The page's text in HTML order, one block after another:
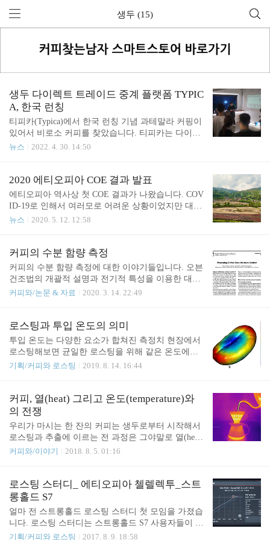
생두 (15)
생두 다이렉트 트레이드 중계 플랫폼 TYPIC
A, 한국 런칭
티피카(Typica)에서 한국 런칭 기념 과테말라 커핑이
있어서 비로소 커피를 찾았습니다. 티피카는 다이렉
트 트레이드를 중계하는 플랫폼입니다. 현재는 일본
국제 배송을 해서 맛을 보고, 온라인으로 주문하는
방식을 취하고 있습니다. 향후에는 성수동에 오피스
를 열고 한국에서 로스팅을 하려는 계획을 가지고 있
는 것 같습니다. 저도 몇 차례 티피카를 통해서 에티
오피아, 케냐, 탄자니아, 예멘 등의 샘플을 받아서 테
결정을 못 했던 적도 있고, 기대에 비해 퀄리티가 마
음에 들지 않거나, 퀄리티는 마음에 드는데 가격이
비싸다는 생각이 든 적도 있었습니다. 어떨 때는 샘
플 로..
뉴스 2022. 4. 30. 14:50
2020 에티오피아 COE 결과 발표
에티오피아 역사상 첫 COE 결과가 나왔습니다. COV
ID-19로 인해서 여러모로 어려운 상황이었지만 대안
을 찾아가며 진행된 C.O.E였습니다. 1위는 Niguse Ge
으로 이미 말씀드리긴 했지만, 1위를 포함해서 전체
적으로 내추럴 프로세스가 우세한 결과를 얻었습니
다. 상위에 오른 커피 중 워시드 프로세스는 2, 3, 8, 1
8, 26, 27위이고 나머지는 다 내추럴이군요. 그리고 1
2위와 21위에 Natural Anaerobic 프로세스 커피가 올
에게 박수를 보냅니다. 부디 이번 COE가 에티오피아
커피의 ..
뉴스 2020. 5. 12. 12:58
커피의 수분 함량 측정
커피의 수분 함량 측정에 대한 이야기들입니다. 오븐
건조법의 개괄적 설명과 전기적 특성을 이용한 대체
추정법에 대한 설명, 농장과 밀(mill)에서의 활용에
ton Smith,2 and H. C. Bittenbender2 Departments of 1
Molecular Biosciences and Bioengineering and 2 Tropica
l Plant and Soil Sciences https://www.ctahr.hawaii.edu/o
c/freepubs/pdf/EN-3.pdf
커피와/논문 & 자료 2020. 3. 14. 22:49
로스팅과 투입 온도의 의미
투입 온도는 다양한 요소가 합쳐진 측정치 현장에서
로스팅해보면 균일한 로스팅을 위해 같은 온도에서
생두를 투입해도 일관성 있게 로스팅이 되지 않는 일
생두를 비롯한 다양한 요소가 만들어내는 측정치입
니다. 핸드드립에서 많은 사람이 다른 사람의 추출법
에 관련해서 추출수의 온도를 궁금해합니다. 사실 중
요한 것은 추출수와 드리퍼, 분쇄 원두가 만들어내
는, 실제 추출이 일어나는 드리퍼 내부의 현탁액 온
도입니다. 다양한 요소가 합쳐져서 현탁액의 온도를
에서도 투입 시의 열 환경은 다양한 요소의 조합으로
만들어집니다..
기획/커피와 로스팅 2019. 8. 14. 16:44
커피, 열(heat) 그리고 온도(temperature)와
의 전쟁
우리가 마시는 한 잔의 커피는 생두로부터 시작해서
로스팅과 추출에 이르는 전 과정은 그야말로 열(heat)
그리고 온도(temperature)와의 전쟁입니다. 사실 커피
까지 열과 온도가 많은 영향을 미칩니다. 다만 커피
산업, 특별히 스페셜티 커피라고 부르는 이 영역에서
의 재료 관리는 타 영역에서 보다 좀 더 엄격히 온도
를 관리하는 부분이 있습니다. 생두의 경우 단순한
냉장 보관이 아니라 항온항습 상태로 보관하죠. 특별
커피와/이야기 2018. 8. 5. 01:16
로스팅 스터디_ 에티오피아 첼렐렉투_스트
롱홀드 S7
얼마 전 스트롱홀드 로스팅 스터디 첫 모임을 가졌습
니다. 로스팅 스터디는 스트롱홀드 S7 사용자들이 한
생두를 각자의 방식으로 로스팅하면서 그 결과를 공
기획/커피와 로스팅 2017. 8. 9. 18:58